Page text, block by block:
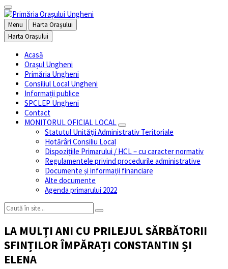
Menu
Harta Orașului
Harta Orașului
Acasă
Orașul Ungheni
Primăria Ungheni
Consiliul Local Ungheni
Informații publice
SPCLEP Ungheni
Contact
MONITORUL OFICIAL LOCAL
Statutul Unităţii Administrativ Teritoriale
Hotărâri Consiliu Local
Dispozițiile Primarului / HCL – cu caracter normativ
Regulamentele privind procedurile administrative
Documente și informații financiare
Alte documente
Agenda primarului 2022
LA MULȚI ANI CU PRILEJUL SĂRBĂTORII
SFINȚILOR ÎMPĂRAȚI CONSTANTIN ȘI
ELENA